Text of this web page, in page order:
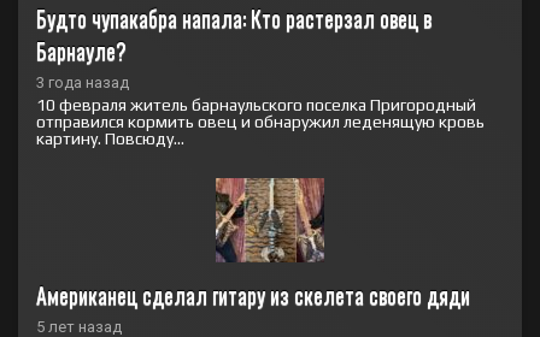
Будто чупакабра напала: Кто растерзал овец в
Барнауле?
3 года назад
10 февраля житель барнаульского поселка Пригородный
отправился кормить овец и обнаружил леденящую кровь
картину. Повсюду...
Американец сделал гитару из скелета своего дяди
5 лет назад